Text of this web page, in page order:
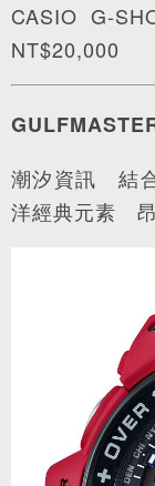
CASIO G-
NT$20,000
潮汐資訊 結
洋經典元素